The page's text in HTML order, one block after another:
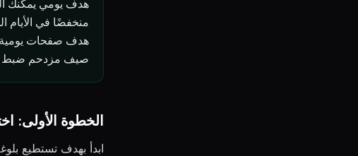
هدف يومي يمكنك
هدف صفحات يومية
صيف مزدحم ضبط
الخطوة الأولى:
ابدأ بهدف تستطيع